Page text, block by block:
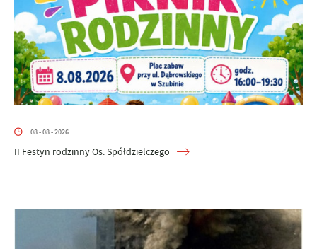
08 - 08 - 2026
II Festyn rodzinny Os. Spółdzielczego